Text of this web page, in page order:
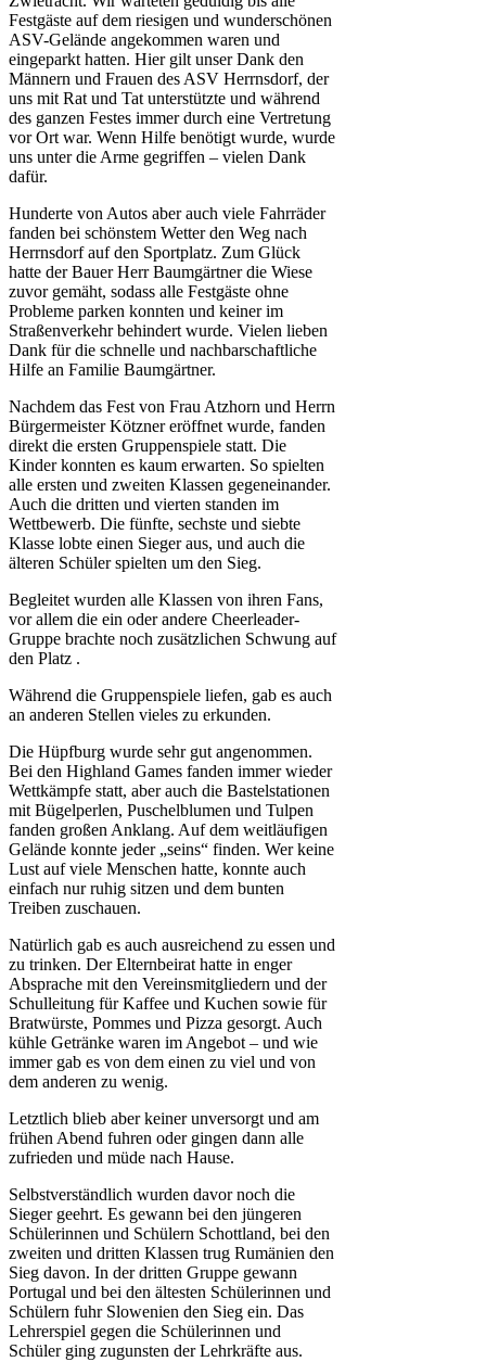
Festgäste auf dem riesigen und wunderschönen
ASV-Gelände angekommen waren und
eingeparkt hatten. Hier gilt unser Dank den
Männern und Frauen des ASV Herrnsdorf, der
uns mit Rat und Tat unterstützte und während
des ganzen Festes immer durch eine Vertretung
vor Ort war. Wenn Hilfe benötigt wurde, wurde
uns unter die Arme gegriffen – vielen Dank
dafür.
Hunderte von Autos aber auch viele Fahrräder
fanden bei schönstem Wetter den Weg nach
Herrnsdorf auf den Sportplatz. Zum Glück
hatte der Bauer Herr Baumgärtner die Wiese
zuvor gemäht, sodass alle Festgäste ohne
Probleme parken konnten und keiner im
Straßenverkehr behindert wurde. Vielen lieben
Dank für die schnelle und nachbarschaftliche
Hilfe an Familie Baumgärtner.
Nachdem das Fest von Frau Atzhorn und Herrn
Bürgermeister Kötzner eröffnet wurde, fanden
direkt die ersten Gruppenspiele statt. Die
Kinder konnten es kaum erwarten. So spielten
alle ersten und zweiten Klassen gegeneinander.
Auch die dritten und vierten standen im
Wettbewerb. Die fünfte, sechste und siebte
Klasse lobte einen Sieger aus, und auch die
älteren Schüler spielten um den Sieg.
Begleitet wurden alle Klassen von ihren Fans,
vor allem die ein oder andere Cheerleader-
Gruppe brachte noch zusätzlichen Schwung auf
den Platz .
Während die Gruppenspiele liefen, gab es auch
an anderen Stellen vieles zu erkunden.
Die Hüpfburg wurde sehr gut angenommen.
Bei den Highland Games fanden immer wieder
Wettkämpfe statt, aber auch die Bastelstationen
mit Bügelperlen, Puschelblumen und Tulpen
fanden großen Anklang. Auf dem weitläufigen
Gelände konnte jeder „seins“ finden. Wer keine
Lust auf viele Menschen hatte, konnte auch
einfach nur ruhig sitzen und dem bunten
Treiben zuschauen.
Natürlich gab es auch ausreichend zu essen und
zu trinken. Der Elternbeirat hatte in enger
Absprache mit den Vereinsmitgliedern und der
Schulleitung für Kaffee und Kuchen sowie für
Bratwürste, Pommes und Pizza gesorgt. Auch
kühle Getränke waren im Angebot – und wie
immer gab es von dem einen zu viel und von
dem anderen zu wenig.
Letztlich blieb aber keiner unversorgt und am
frühen Abend fuhren oder gingen dann alle
zufrieden und müde nach Hause.
Selbstverständlich wurden davor noch die
Sieger geehrt. Es gewann bei den jüngeren
Schülerinnen und Schülern Schottland, bei den
zweiten und dritten Klassen trug Rumänien den
Sieg davon. In der dritten Gruppe gewann
Portugal und bei den ältesten Schülerinnen und
Schülern fuhr Slowenien den Sieg ein. Das
Lehrerspiel gegen die Schülerinnen und
Schüler ging zugunsten der Lehrkräfte aus.